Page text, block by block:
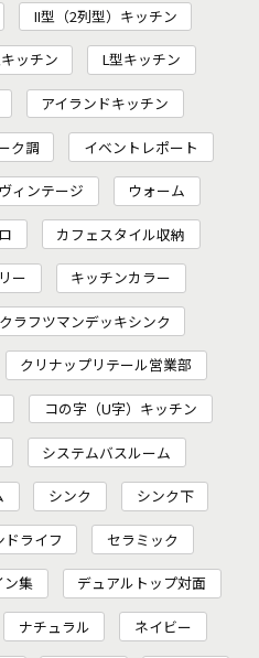
II型（2列型）キッチン
ッチン L型キッチン
アイランドキッチン
ク調 イベントレポート
ヴィンテージ ウォーム
カフェスタイル収納
ー キッチンカラー
クラフツマンデッキシンク
クリナップリテール営業部
コの字（U字）キッチン
システムバスルーム
シンク シンク下
ドライフ セラミック
ン集 デュアルトップ対面
ナチュラル ネイビー